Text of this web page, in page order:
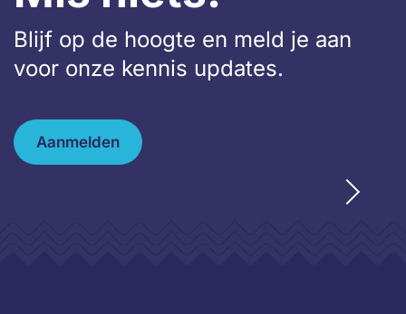
Blijf op de hoogte en meld je aan
voor onze kennis updates.
Aanmelden